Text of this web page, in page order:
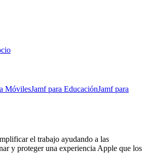
MóvilesJamf para EducaciónJamf para
el trabajo ayudando a las
y proteger una experiencia Apple que los